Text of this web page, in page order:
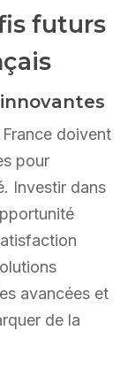
futurs
doivent
pour
Investir dans
avancées et
de la